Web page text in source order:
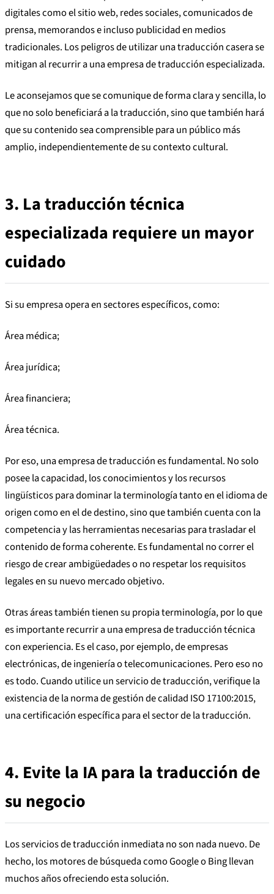
digitales como el sitio web, redes sociales, comunicados de
prensa, memorandos e incluso publicidad en medios
tradicionales. Los peligros de utilizar una traducción casera se
mitigan al recurrir a una empresa de traducción especializada.
Le aconsejamos que se comunique de forma clara y sencilla, lo
que no solo beneficiará a la traducción, sino que también hará
que su contenido sea comprensible para un público más
amplio, independientemente de su contexto cultural.
3. La traducción técnica
especializada requiere un mayor
cuidado
Si su empresa opera en sectores específicos, como:
Área médica;
Área jurídica;
Área financiera;
Área técnica.
Por eso, una empresa de traducción es fundamental. No solo
posee la capacidad, los conocimientos y los recursos
lingüísticos para dominar la terminología tanto en el idioma de
origen como en el de destino, sino que también cuenta con la
competencia y las herramientas necesarias para trasladar el
contenido de forma coherente. Es fundamental no correr el
riesgo de crear ambigüedades o no respetar los requisitos
legales en su nuevo mercado objetivo.
Otras áreas también tienen su propia terminología, por lo que
es importante recurrir a una empresa de traducción técnica
con experiencia. Es el caso, por ejemplo, de empresas
electrónicas, de ingeniería o telecomunicaciones. Pero eso no
es todo. Cuando utilice un servicio de traducción, verifique la
existencia de la norma de gestión de calidad ISO 17100:2015,
una certificación específica para el sector de la traducción.
4. Evite la IA para la traducción de
su negocio
Los servicios de traducción inmediata no son nada nuevo. De
hecho, los motores de búsqueda como Google o Bing llevan
muchos años ofreciendo esta solución.